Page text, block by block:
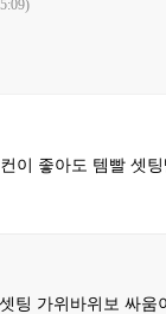
이 좋아도 템빨 셋
팅 가위바위보 싸움